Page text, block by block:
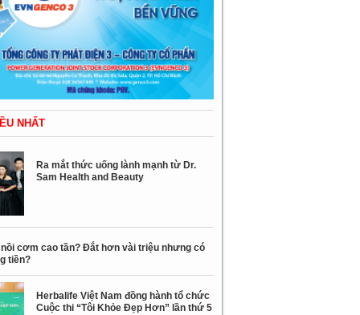
NHẤT
Ra mắt thức uống lành mạnh từ Dr.
Sam Health and Beauty
nồi cơm cao tần? Đắt hơn vài triệu nhưng có
tiền?
Herbalife Việt Nam đồng hành tổ chức
Cuộc thi “Tôi Khỏe Đẹp Hơn” lần thứ 5